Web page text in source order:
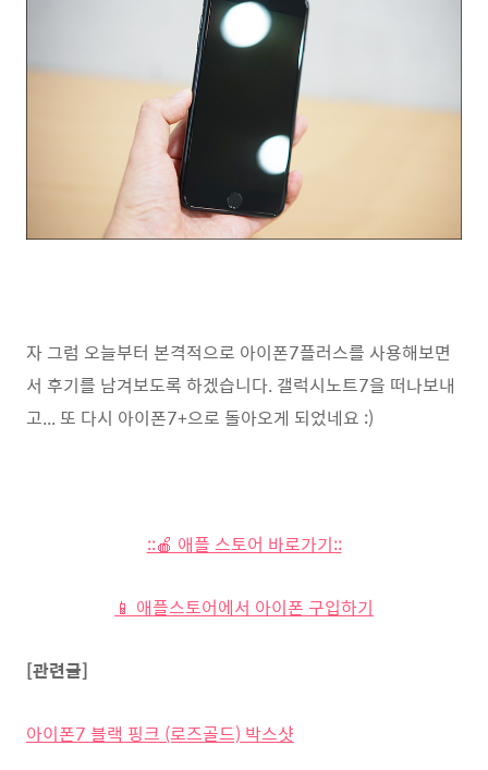
자 그럼 오늘부터 본격적으로 아이폰7플러스를 사용해보면
서 후기를 남겨보도록 하겠습니다. 갤럭시노트7을 떠나보내
고... 또 다시 아이폰7+으로 돌아오게 되었네요 :)
::🍎 애플 스토어 바로가기::
📱 애플스토어에서 아이폰 구입하기
[관련글]
아이폰7 블랙 핑크 (로즈골드) 박스샷